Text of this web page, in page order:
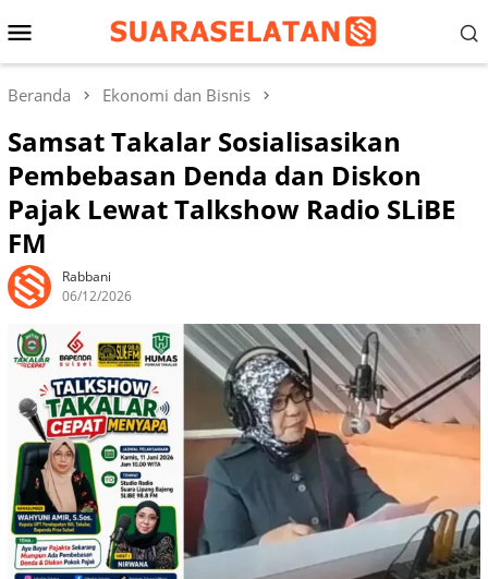
ke
Menu
Mobile
Beranda Ekonomi dan Bisnis
Samsat Takalar Sosialisasikan
Pembebasan Denda dan Diskon
Pajak Lewat Talkshow Radio SLiBE
FM
Rabbani
06/12/2026